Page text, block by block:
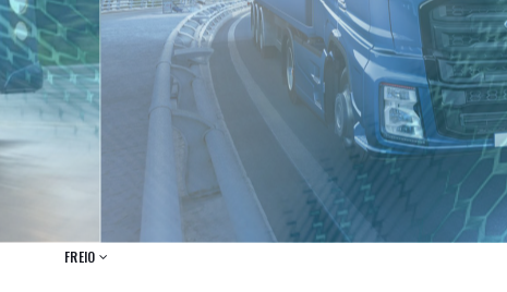
FREIO